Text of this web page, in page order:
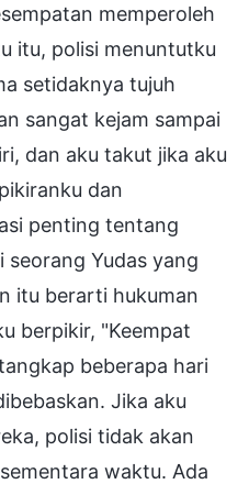
memperoleh
itu, polisi menuntutku
setidaknya tujuh
sangat kejam sampai
dan aku takut jika aku
dan
penting tentang
seorang Yudas yang
itu berarti hukuman
berpikir, "Keempat
beberapa hari
Jika aku
polisi tidak akan
waktu. Ada